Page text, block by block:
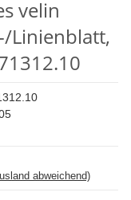
velin
Linienblatt,
abweichend)